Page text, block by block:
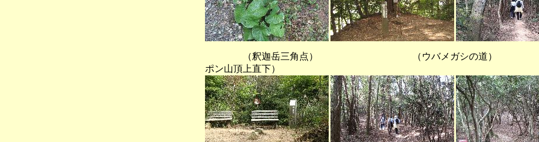
（釈迦岳三角点） （ウバメガシの道）
ポン山頂上直下）